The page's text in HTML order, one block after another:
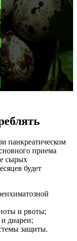
панкреатическом
приема
сырых
будет
и рвоты;
диареи;
защиты.